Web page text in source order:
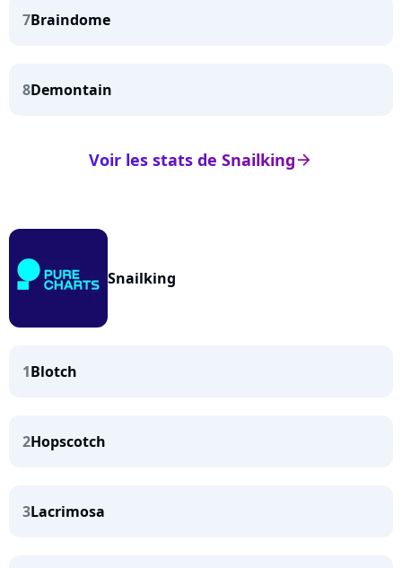
7Braindome
8Demontain
arrow_right
Voir les stats de Snailking
Snailking
1Blotch
2Hopscotch
3Lacrimosa